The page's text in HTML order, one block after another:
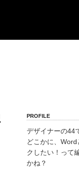
PROFILE
デザイナーの44
どこかに、
クしたい！って
かね？